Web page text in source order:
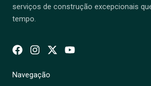
serviços de construção excepcionais
tempo.
Navegação